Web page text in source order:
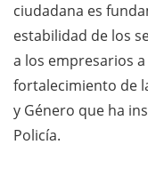
ciudadana es
estabilidad de los
a los empresarios
fortalecimiento de
y Género que ha
Policía.